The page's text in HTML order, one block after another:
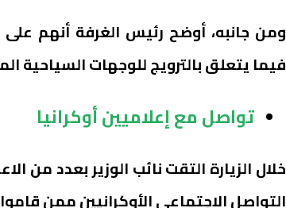
ومن جانبه، أوضح رئيس الغرفة أنهم
فيما يتعلق بالترويج للوجهات السياحية
تواصل مع إعلاميين أوكرانيا
خلال الزيارة التقت نائب الوزير بعدد من
التواصل الاجتماعي الأوكرانيين ممن